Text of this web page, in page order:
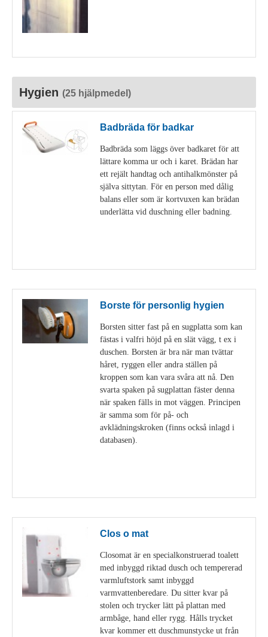
Hygien (25 hjälpmedel)
Badbräda för badkar
Badbräda som läggs över badkaret för att
lättare komma ur och i karet. Brädan har
ett rejält handtag och antihalkmönster på
själva sittytan. För en person med dålig
balans eller som är kortvuxen kan brädan
underlätta vid duschning eller badning.
Borste för personlig hygien
Borsten sitter fast på en sugplatta som kan
fästas i valfri höjd på en slät vägg, t ex i
duschen. Borsten är bra när man tvättar
håret, ryggen eller andra ställen på
kroppen som kan vara svåra att nå. Den
svarta spaken på sugplattan fäster denna
när spaken fälls in mot väggen. Principen
är samma som för på- och
avklädningskroken (finns också inlagd i
databasen).
Clos o mat
Closomat är en specialkonstruerad toalett
med inbyggd riktad dusch och tempererad
varmluftstork samt inbyggd
varmvattenberedare. Du sitter kvar på
stolen och trycker lätt på plattan med
armbåge, hand eller rygg. Hålls trycket
kvar kommer ett duschmunstycke ut från